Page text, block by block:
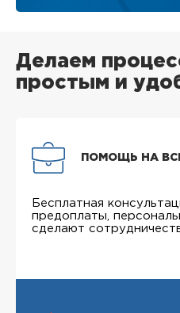
Делаем
простым и
ПОМОЩЬ НА
Бесплатная
предоплаты,
сделают